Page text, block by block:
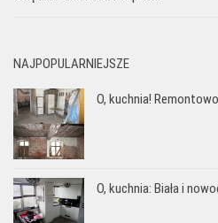
NAJPOPULARNIEJSZE
O, kuchnia! Remontowo
O, kuchnia: Biała i